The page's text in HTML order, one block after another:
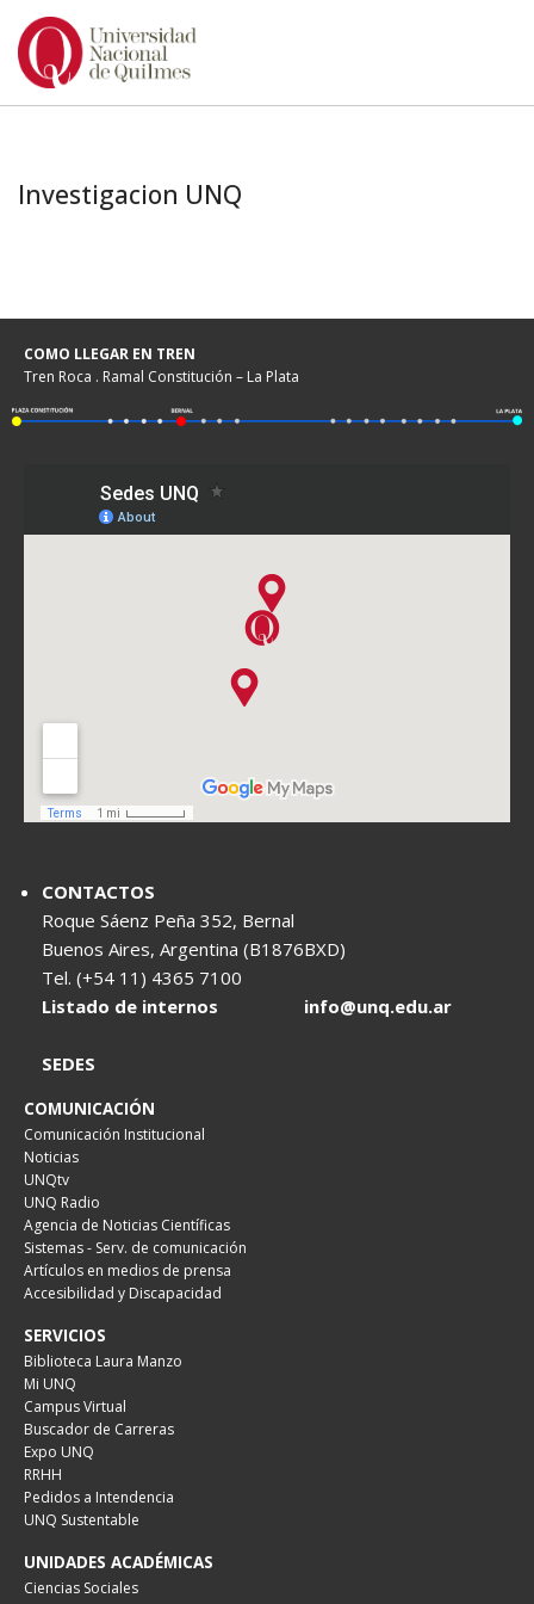
Ir
Investigacion UNQ
COMO LLEGAR EN TREN
Tren Roca . Ramal Constitución – La Plata
CONTACTOS
Roque Sáenz Peña 352, Bernal
Buenos Aires, Argentina (B1876BXD)
Tel. (+54 11) 4365 7100
Listado de internos
info@unq.edu.ar
SEDES
COMUNICACIÓN
Comunicación Institucional
Noticias
UNQtv
UNQ Radio
Agencia de Noticias Científicas
Sistemas - Serv. de comunicación
Artículos en medios de prensa
Accesibilidad y Discapacidad
SERVICIOS
Biblioteca Laura Manzo
Mi UNQ
Campus Virtual
Buscador de Carreras
Expo UNQ
RRHH
Pedidos a Intendencia
UNQ Sustentable
UNIDADES ACADÉMICAS
Ciencias Sociales